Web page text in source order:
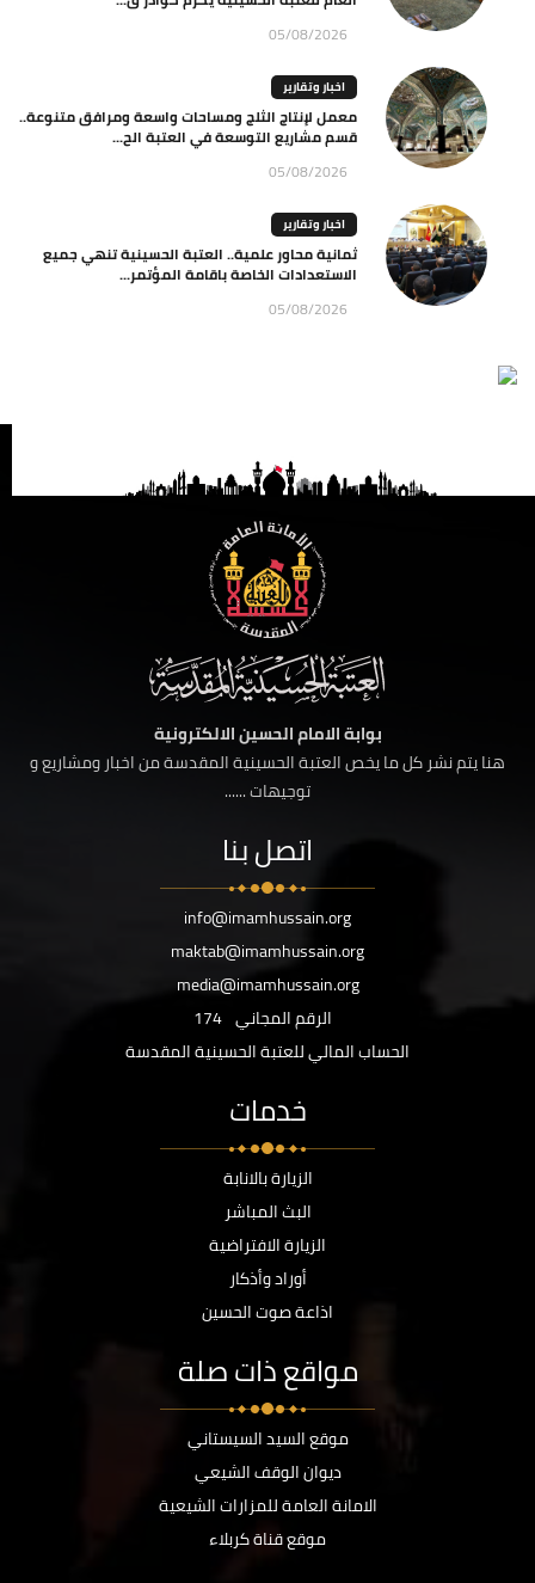
05/08/2026
اخبار وتقارير
معمل لإنتاج الثلج ومساحات واسعة ومرافق متنوعة..
قسم مشاريع التوسعة في العتبة الح...
05/08/2026
اخبار وتقارير
ثمانية محاور علمية.. العتبة الحسينية تنهي جميع
الاستعدادات الخاصة باقامة المؤتمر...
05/08/2026
بوابة الامام الحسين الالكترونية
هنا يتم نشر كل ما يخص العتبة الحسينية المقدسة من اخبار ومشاريع و
توجيهات ......
اتصل بنا
info@imamhussain.org
maktab@imamhussain.org
media@imamhussain.org
الرقم المجاني 174
الحساب المالي للعتبة الحسينية المقدسة
خدمات
الزيارة بالانابة
البث المباشر
الزيارة الافتراضية
أوراد وأذكار
اذاعة صوت الحسين
مواقع ذات صلة
موقع السيد السيستاني
ديوان الوقف الشيعي
الامانة العامة للمزارات الشيعية
موقع قناة كربلاء